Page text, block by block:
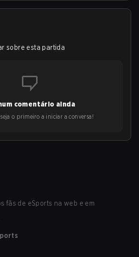
sobre esta partida
comentário ainda
o primeiro a iniciar a conversa!
fãs de eSports na web e em